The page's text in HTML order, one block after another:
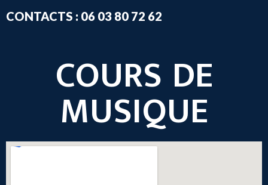
CONTACTS : 06 03 80 72 62
COURS DE
MUSIQUE